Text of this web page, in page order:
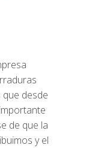
desde
de que la
y el